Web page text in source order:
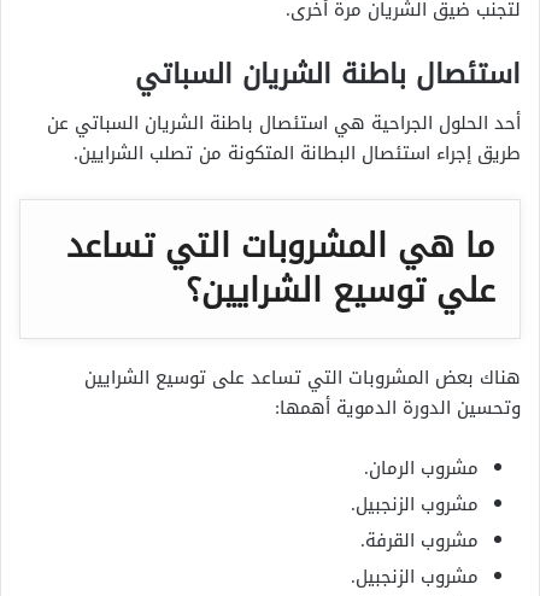
لتجنب ضيق الشريان مرة أخرى.
استئصال باطنة الشريان السباتي
أحد الحلول الجراحية هي استئصال باطنة الشريان السباتي عن
طريق إجراء استئصال البطانة المتكونة من تصلب الشرايين.
ما هي المشروبات التي تساعد
علي توسيع الشرايين؟
هناك بعض المشروبات التي تساعد على توسيع الشرايين
وتحسين الدورة الدموية أهمها:
مشروب الرمان.
مشروب الزنجبيل.
مشروب القرفة.
مشروب الزنجبيل.